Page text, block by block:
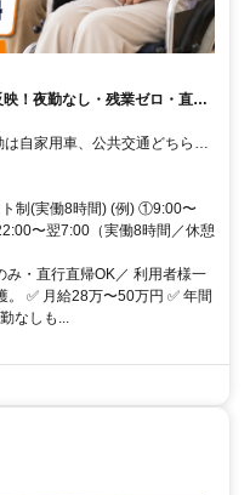
！夜勤なし・残業ゼロ・直行
社員、副業・Wワークも
即戦力で活躍できる職場です！
制(実働8時間) (例) ①9:00〜
〜翌7:00（実働8時間／休憩
み・直行直帰OK／ 利用者様一
✅ 月給28万〜50万円 ✅ 年間
なしも...